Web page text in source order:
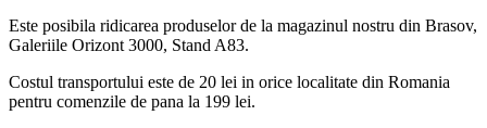
Este posibila ridicarea produselor de la magazinul nostru din Brasov,
Galeriile Orizont 3000, Stand A83.
Costul transportului este de 20 lei in orice localitate din Romania
pentru comenzile de pana la 199 lei.